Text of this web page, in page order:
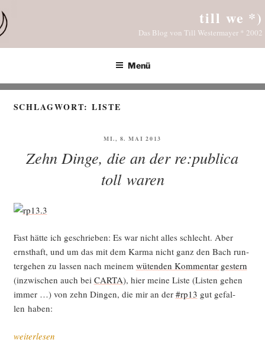
Inhalt
springen
till we *)
Das Blog von Till Westermayer * 2002
Menü
SCHLAGWORT:LISTE
VERÖFFENTLICHT
MI., 8. MAI 2013
Zehn Dinge, die an der re:publica
toll waren
Fast hät­te ich geschrie­ben: Es war nicht alles schlecht. Aber
ernst­haft, und um das mit dem Kar­ma nicht ganz den Bach run­
ter­ge­hen zu las­sen nach mei­nem wüten­den Kom­men­tar ges­tern
(inzwi­schen auch bei CARTA), hier mei­ne Lis­te (Lis­ten gehen
immer …) von zehn Din­gen, die mir an der #rp13 gut gefal­
len haben:
„Zehn
weiterlesen